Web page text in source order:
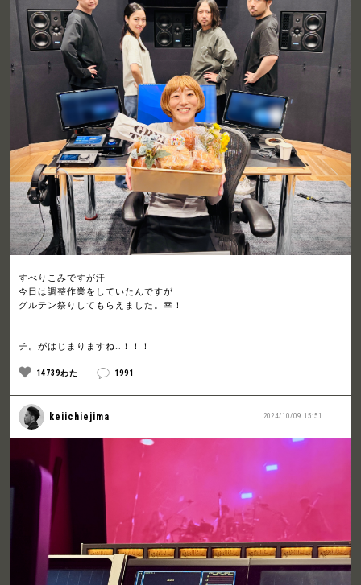
すべりこみですが汗
今日は調整作業をしていたんですが
グルテン祭りしてもらえました。幸！
チ。がはじまりますね…！！！
14739わた 1991
2024/10/09 15:51
keiichiejima